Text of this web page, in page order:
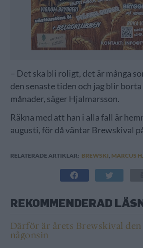
– Det ska bli roligt, det är många
den senaste tiden och jag blir
månader, säger Hjalmarsson.
Räkna med att han i alla fall är
augusti, för då väntar Brewskival
RELATERADE ARTIKLAR: BREWSKI, MARCUS
REKOMMENDERAD
Därför är årets Brewskival
någonsin